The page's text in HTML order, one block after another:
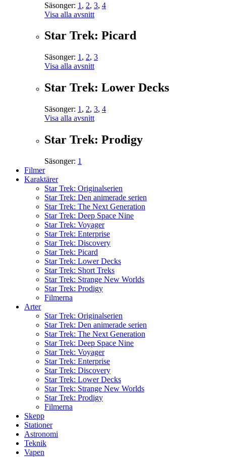
Säsonger: 1 , 2, 3, 4
Visa alla avsnitt
Star Trek: Picard
Säsonger: 1 , 2, 3
Visa alla avsnitt
Star Trek: Lower Decks
Säsonger: 1 , 2, 3, 4
Visa alla avsnitt
Star Trek: Prodigy
Säsonger: 1
Filmer
Karaktärer
Star Trek: Originalserien
Star Trek: Den animerade serien
Star Trek: The Next Generation
Star Trek: Deep Space Nine
Star Trek: Voyager
Star Trek: Enterprise
Star Trek: Discovery
Star Trek: Picard
Star Trek: Lower Decks
Star Trek: Short Treks
Star Trek: Strange New Worlds
Star Trek: Prodigy
Filmerna
Arter
Star Trek: Originalserien
Star Trek: Den animerade serien
Star Trek: The Next Generation
Star Trek: Deep Space Nine
Star Trek: Voyager
Star Trek: Enterprise
Star Trek: Discovery
Star Trek: Lower Decks
Star Trek: Strange New Worlds
Star Trek: Prodigy
Filmerna
Skepp
Stationer
Astronomi
Teknik
Vapen